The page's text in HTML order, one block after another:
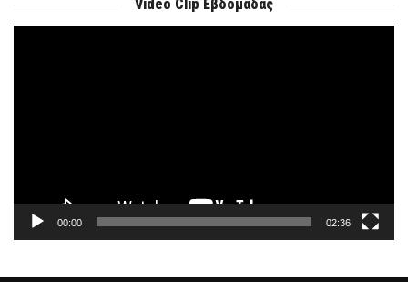
Video Clip Εβδομάδας
00:00 02:36